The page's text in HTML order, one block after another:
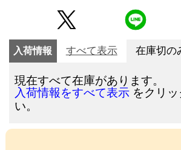
入荷情報 すべて表示 在庫切の
現在すべて在庫があります。
入荷情報をすべて表示 をクリ
い。